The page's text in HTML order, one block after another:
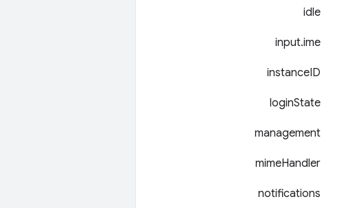
idle
input.ime
instanceID
loginState
management
mimeHandler
notifications